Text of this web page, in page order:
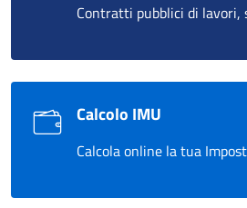
Contratti pubblici di
Calcolo IMU
Calcola online la tua